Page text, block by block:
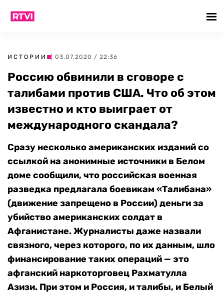
ИСТОРИИ | 03.07.2020 / 22:36
Россию обвинили в сговоре с
талибами против США. Что об этом
известно и кто выиграет от
международного скандала?
Сразу несколько американских изданий со
ссылкой на анонимные источники в Белом
доме сообщили, что российская военная
разведка предлагала боевикам «Талибана»
(движение запрещено в России) деньги за
убийство американских солдат в
Афганистане. Журналисты даже назвали
связного, через которого, по их данным, шло
финансирование таких операций — это
афганский наркоторговец Рахматулла
Азизи. При этом и Россия, и талибы, и Белый